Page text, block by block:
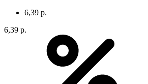
6,39 р.
6,39 р.